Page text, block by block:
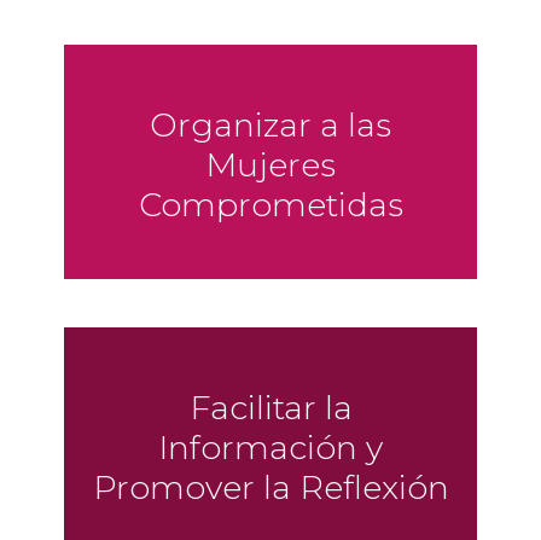
Organizar a las
Mujeres
Comprometidas
Facilitar la
Información y
Promover la Reflexión